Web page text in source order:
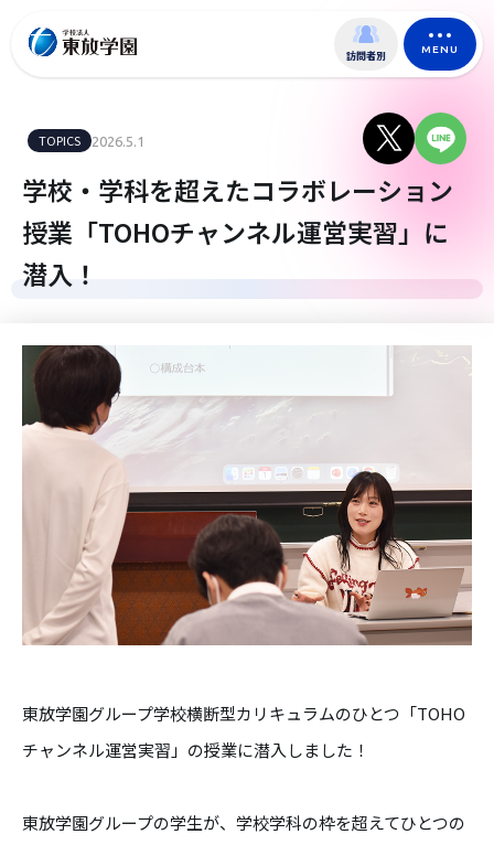
訪問者別 MENU
TOPICS 2026.5.1
学校・学科を超えたコラボレーション
授業「TOHOチャンネル運営実習」に
潜入！
東放学園グループ学校横断型カリキュラムのひとつ「TOHO
チャンネル運営実習」の授業に潜入しました！
東放学園グループの学生が、学校学科の枠を超えてひとつの